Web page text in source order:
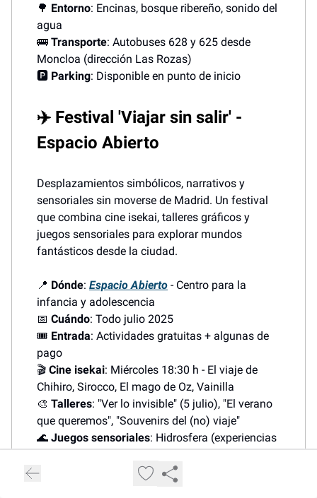
🌳 Entorno: Encinas, bosque ribereño, sonido del
agua
🚌 Transporte: Autobuses 628 y 625 desde
Moncloa (dirección Las Rozas)
🅿️ Parking: Disponible en punto de inicio
✈️ Festival 'Viajar sin salir' -
Espacio Abierto
Desplazamientos simbólicos, narrativos y
sensoriales sin moverse de Madrid. Un festival
que combina cine isekai, talleres gráficos y
juegos sensoriales para explorar mundos
fantásticos desde la ciudad.
📍 Dónde: Espacio Abierto - Centro para la
infancia y adolescencia
📅 Cuándo: Todo julio 2025
🎟️ Entrada: Actividades gratuitas + algunas de
pago
🎬 Cine isekai: Miércoles 18:30 h - El viaje de
Chihiro, Sirocco, El mago de Oz, Vainilla
🎨 Talleres: "Ver lo invisible" (5 julio), "El verano
que queremos", "Souvenirs del (no) viaje"
🌊 Juegos sensoriales: Hidrosfera (experiencias
acuáticas) + Equipajes (imaginar destinos)
🗺️
: "Viajes a ninguna parte" en el jardín